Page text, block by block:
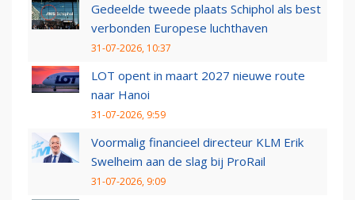
Gedeelde tweede plaats Schiphol als best
verbonden Europese luchthaven
31-07-2026, 10:37
LOT opent in maart 2027 nieuwe route
naar Hanoi
31-07-2026, 9:59
Voormalig financieel directeur KLM Erik
Swelheim aan de slag bij ProRail
31-07-2026, 9:09